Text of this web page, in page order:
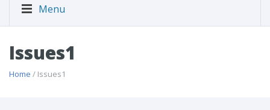
Menu
Issues1
Home / Issues1